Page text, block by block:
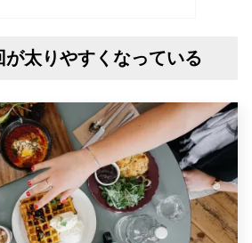
太りやすくなっている